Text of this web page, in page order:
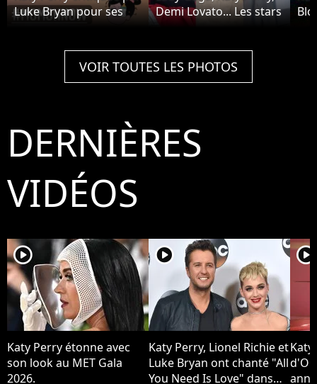
Luke Bryan pour ses
Demi Lovato... Les stars
ont chanté pour
VOIR TOUTES LES PHOTOS
DERNIÈRES
VIDÉOS
player2
Katy Perry étonne avec
son look au MET Gala
2026.
player2
Katy Perry, Lionel Richie et
Luke Bryan ont chanté "All
You Need Is Love" dans
player2